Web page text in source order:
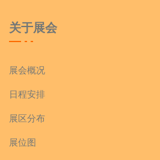
关于展会
展会概况
日程安排
展区分布
展位图